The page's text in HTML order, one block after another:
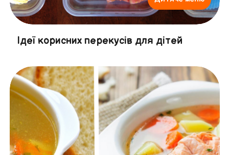
Ідеї корисних перекусів для дітей